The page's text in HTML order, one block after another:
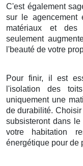
C'est également
sur le agencement
matériaux et des
seulement
l'beauté de votre
Pour finir, il est
l'isolation des toits
uniquementune
dedurabilité. Choisir
subsisterontdans
votre habitation
énergétique pour de